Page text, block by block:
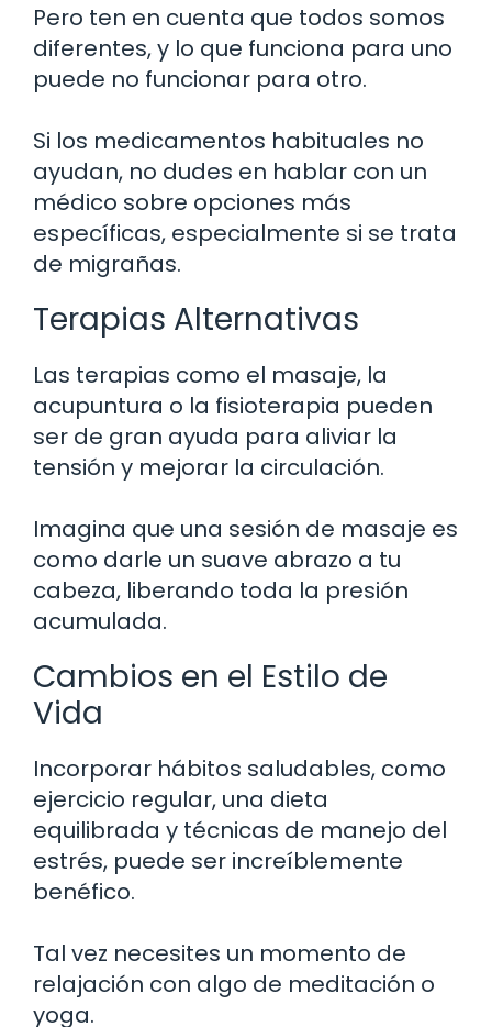
Pero ten en cuenta que todos somos
diferentes, y lo que funciona para uno
puede no funcionar para otro.
Si los medicamentos habituales no
ayudan, no dudes en hablar con un
médico sobre opciones más
específicas, especialmente si se trata
de migrañas.
Terapias Alternativas
Las terapias como el masaje, la
acupuntura o la fisioterapia pueden
ser de gran ayuda para aliviar la
tensión y mejorar la circulación.
Imagina que una sesión de masaje es
como darle un suave abrazo a tu
cabeza, liberando toda la presión
acumulada.
Cambios en el Estilo de
Vida
Incorporar hábitos saludables, como
ejercicio regular, una dieta
equilibrada y técnicas de manejo del
estrés, puede ser increíblemente
benéfico.
Tal vez necesites un momento de
relajación con algo de meditación o
yoga.